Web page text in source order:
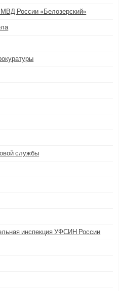
России «Белозерский»
службы
инспекция УФСИН России